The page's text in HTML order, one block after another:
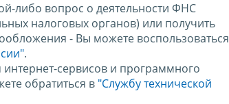
либо вопрос о деятельности ФНС
налоговых органов) или получить
- Вы можете воспользоваться
.
сервисов и программного
обратиться в "Службу технической